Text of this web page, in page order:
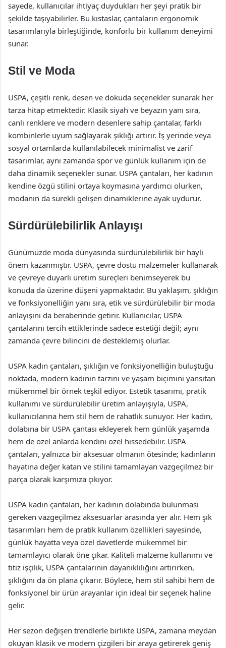
sayede, kullanıcılar ihtiyaç duydukları her şeyi pratik bir
şekilde taşıyabilirler. Bu kıstaslar, çantaların ergonomik
tasarımlarıyla birleştiğinde, konforlu bir kullanım deneyimi
sunar.
Stil ve Moda
USPA, çeşitli renk, desen ve dokuda seçenekler sunarak her
tarza hitap etmektedir. Klasik siyah ve beyazın yanı sıra,
canlı renklere ve modern desenlere sahip çantalar, farklı
kombinlerle uyum sağlayarak şıklığı artırır. İş yerinde veya
sosyal ortamlarda kullanılabilecek minimalist ve zarif
tasarımlar, aynı zamanda spor ve günlük kullanım için de
daha dinamik seçenekler sunar. USPA çantaları, her kadının
kendine özgü stilini ortaya koymasına yardımcı olurken,
modanın da sürekli gelişen dinamiklerine ayak uydurur.
Sürdürülebilirlik Anlayışı
Günümüzde moda dünyasında sürdürülebilirlik bir hayli
önem kazanmıştır. USPA, çevre dostu malzemeler kullanarak
ve çevreye duyarlı üretim süreçleri benimseyerek bu
konuda da üzerine düşeni yapmaktadır. Bu yaklaşım, şıklığın
ve fonksiyonelliğin yanı sıra, etik ve sürdürülebilir bir moda
anlayışını da beraberinde getirir. Kullanıcılar, USPA
çantalarını tercih ettiklerinde sadece estetiği değil; aynı
zamanda çevre bilincini de desteklemiş olurlar.
USPA kadın çantaları, şıklığın ve fonksiyonelliğin buluştuğu
noktada, modern kadının tarzını ve yaşam biçimini yansıtan
mükemmel bir örnek teşkil ediyor. Estetik tasarımı, pratik
kullanımı ve sürdürülebilir üretim anlayışıyla, USPA,
kullanıcılarına hem stil hem de rahatlık sunuyor. Her kadın,
dolabına bir USPA çantası ekleyerek hem günlük yaşamda
hem de özel anlarda kendini özel hissedebilir. USPA
çantaları, yalnızca bir aksesuar olmanın ötesinde; kadınların
hayatına değer katan ve stilini tamamlayan vazgeçilmez bir
parça olarak karşımıza çıkıyor.
USPA kadın çantaları, her kadının dolabında bulunması
gereken vazgeçilmez aksesuarlar arasında yer alır. Hem şık
tasarımları hem de pratik kullanım özellikleri sayesinde,
günlük hayatta veya özel davetlerde mükemmel bir
tamamlayıcı olarak öne çıkar. Kaliteli malzeme kullanımı ve
titiz işçilik, USPA çantalarının dayanıklılığını artırırken,
şıklığını da ön plana çıkarır. Böylece, hem stil sahibi hem de
fonksiyonel bir ürün arayanlar için ideal bir seçenek haline
gelir.
Her sezon değişen trendlerle birlikte USPA, zamana meydan
okuyan klasik ve modern çizgileri bir araya getirerek geniş